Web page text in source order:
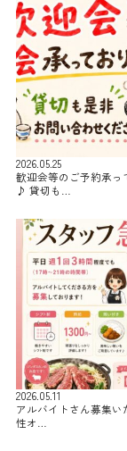
2026.05.25
歓迎会等のご予約承っ
♪ 貸切も…
2026.05.11
アルバイトさん募集い
性オ…